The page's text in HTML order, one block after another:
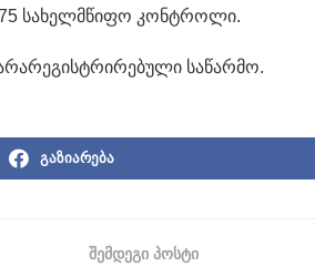
სახელმწიფო კონტროლი.
საწარმო.
გაზიარება
შემდეგი პოსტი